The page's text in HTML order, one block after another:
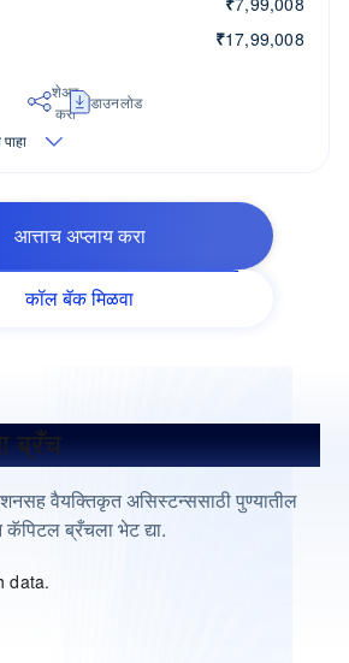
₹17,99,008
शेअर
करा
डाउनलोड
आत्ताच अप्लाय करा
कॉल बॅक मिळवा
ब्रँच
वैयक्तिकृत असिस्टन्ससाठी पुण्यातील
कॅपिटल ब्रँचला भेट द्या.
data.